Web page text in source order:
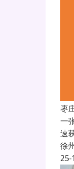
枣
一
速
徐
25-